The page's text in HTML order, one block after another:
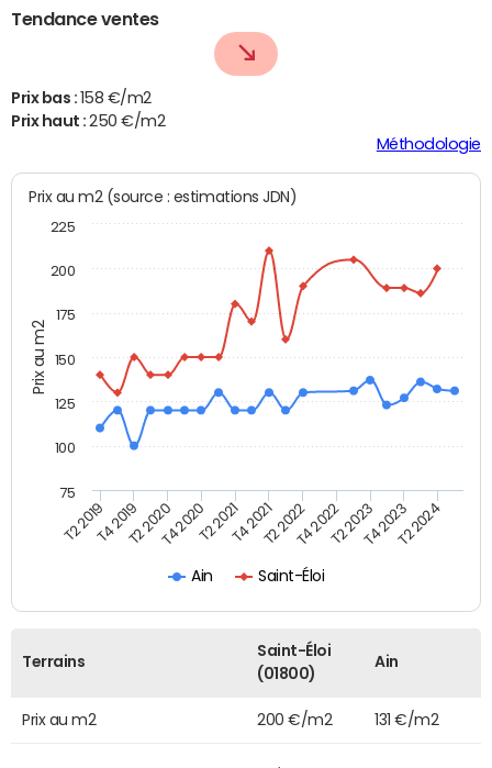
Tendance ventes
Prix bas : 158 €/m2
Prix haut :250 €/m2
Méthodologie
Prix au m2
Prix au m2 (source : estimations JDN)
Ain Saint-Éloi
T2 2019T4 2019T2 2020T4 2020T2 2021T4 2021T2 2022T4 2022T2 2023T4 2023T2 2024
75
100
125
150
175
200
225
Terrains
Saint-Éloi
(01800)
Ain
Prix au m2 200 €/m2 131 €/m2